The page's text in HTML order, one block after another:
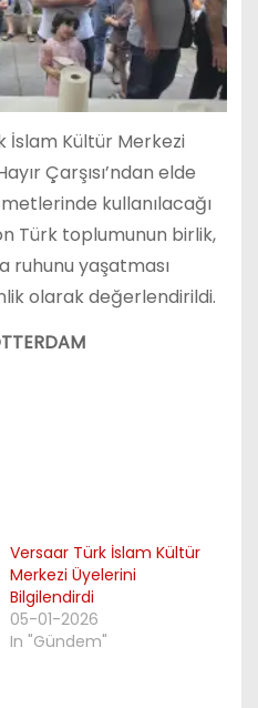
Kültür Merkezi
Çarşısı’ndan elde
kullanılacağı
Türk toplumunun birlik,
ruhunu yaşatması
olarak değerlendirildi.
Versaar Türk İslam Kültür
Merkezi Üyelerini
Bilgilendirdi
05-01-2026
In "Gündem"